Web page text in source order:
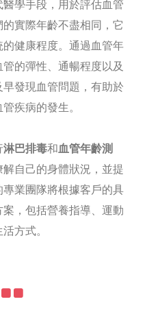
醫學手段，用於評估血管
實際年齡不盡相同，它
健康程度。通過血管年
的彈性、通暢程度以及
發現血管問題，有助於
疾病的發生。
淋巴排毒和血管年齡測
解自己的身體狀況，並提
業團隊將根據客戶的具
，包括營養指導、運動
方式。